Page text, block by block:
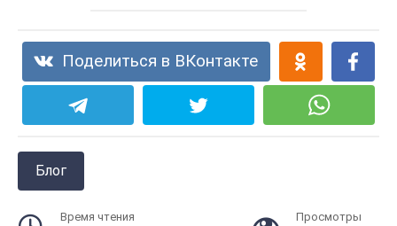
Поделиться в ВКонтакте
Блог
Время чтения Просмотры